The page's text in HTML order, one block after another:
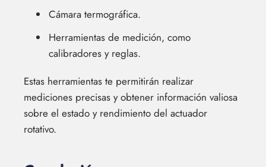
Cámara termográfica.
Herramientas de medición, como
calibradores y reglas.
Estas herramientas te permitirán realizar
mediciones precisas y obtener información valiosa
sobre el estado y rendimiento del actuador
rotativo.